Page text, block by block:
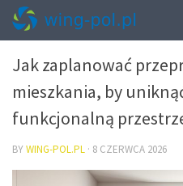
PRZEPROWADZKI – PAKOWANIE I
Jak zaplanować
mieszkania, by
funkcjonalną
BYWING-POL.PL · 8 CZERWCA 2026